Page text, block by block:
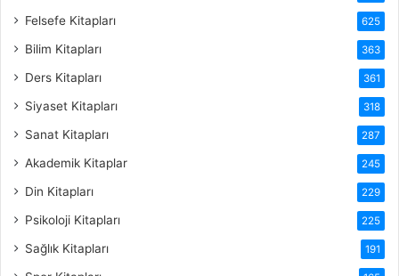
Felsefe Kitapları 625
Bilim Kitapları 363
Ders Kitapları 361
Siyaset Kitapları 318
Sanat Kitapları 287
Akademik Kitaplar 245
Din Kitapları 229
Psikoloji Kitapları 225
Sağlık Kitapları 191